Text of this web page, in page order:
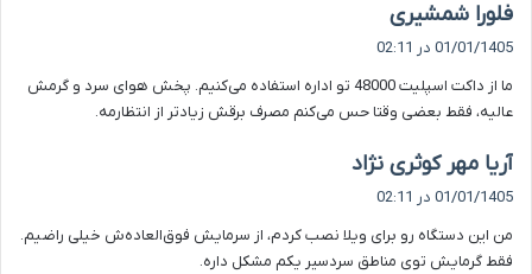
فلورا شمشیری
ف
:
01/01/1405 در 02:11
ما از داکت اسپلیت 48000 تو اداره استفاده می‌کنیم. پخش هوای سرد و گرمش
عالیه، فقط بعضی وقتا حس می‌کنم مصرف برقش زیادتر از انتظارمه.
آریا مهر کوثری نژاد
:
01/01/1405 در 02:11
من این دستگاه رو برای ویلا نصب کردم، از سرمایش فوق‌العاده‌ش خیلی راضیم.
فقط گرمایش توی مناطق سردسیر یکم مشکل داره.